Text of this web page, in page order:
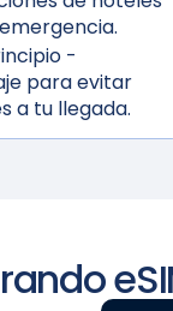
-
para evitar
a tu llegada.